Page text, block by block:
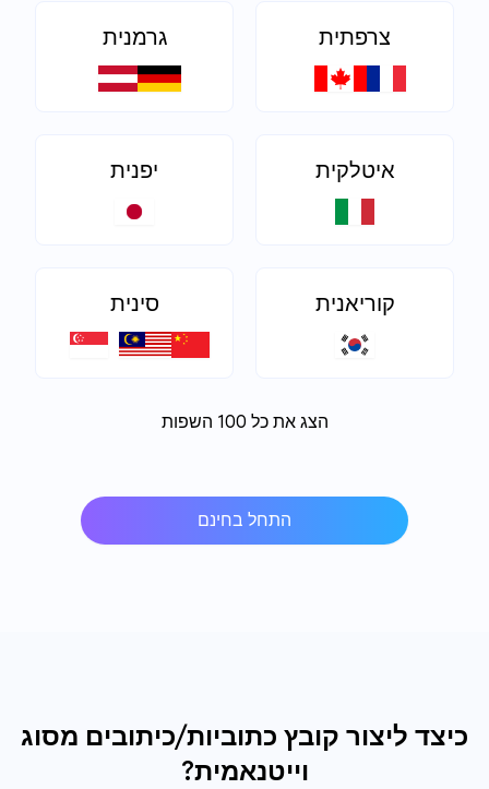
צרפתית גרמנית
איטלקית יפנית
קוריאנית סינית
הצג את כל 100 השפות
התחל בחינם
כיצד ליצור קובץ כתוביות/כיתובים מסוג
וייטנאמית?